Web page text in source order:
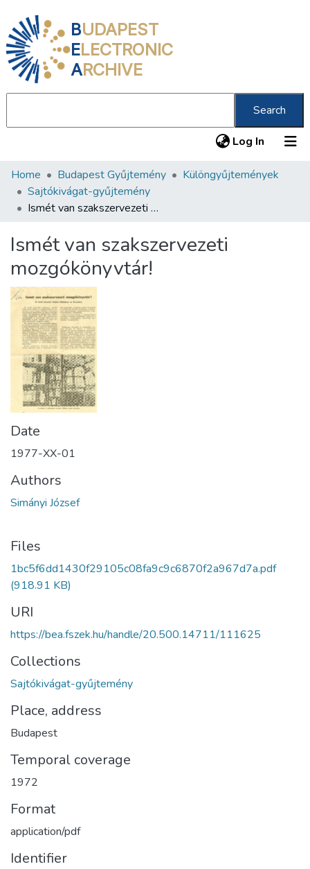
BUDAPEST
ELECTRONIC
ARCHIVE
Search
Log In (current)
Communities & Collections
All of DSpace
Home Budapest Gyűjtemény
Különgyűjtemények
Sajtókivágat-gyűjtemény
Ismét van szakszervezeti mozgókönyvtár!
Ismét van szakszervezeti
mozgókönyvtár!
Date
1977-XX-01
Authors
Simányi József
Files
1bc5f6dd1430f29105c08fa9c9c6870f2a967d7a.pdf
(918.91 KB)
URI
https://bea.fszek.hu/handle/20.500.14711/111625
Collections
Sajtókivágat-gyűjtemény
Place, address
Budapest
Temporal coverage
1972
Format
application/pdf
Identifier